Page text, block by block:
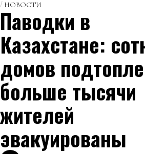
НОВОСТИ
Паводки в
Казахстане:
домов
больше тысячи
жителей
эвакуированы